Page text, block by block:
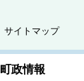
サイトマップ
町政情報